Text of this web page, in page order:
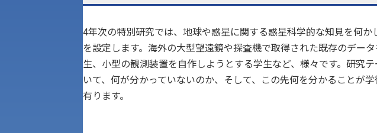
4年次の特別研究では、地球や惑星に関する惑星科学的な知見を何
を設定します。海外の大型望遠鏡や探査機で取得された既存のデー
生、小型の観測装置を自作しようとする学生など、様々です。研究
いて、何が分かっていないのか、そして、この先何を分かることが
有ります。